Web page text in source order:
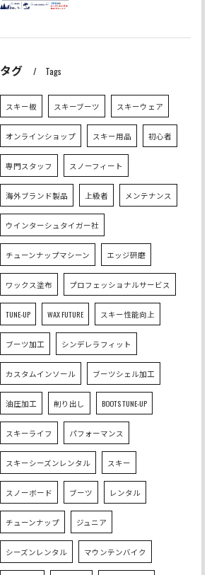
タグ Tags
スキー板 スキーブーツ スキーウェア
オンラインショップ スキー用品 初心者
専門スタッフ スノーフィート
海外ブランド製品 上級者 メンテナンス
ウインターシュタイガー社
チューンナップマシーン エッジ研磨
ワックス塗布 プロフェッショナルサービス
TUNE-UP WAX FUTURE スキー性能向上
ブーツ加工 シンデレラフィット
カスタムインソール ブーツシェル加工
油圧加工 削り出し BOOTS TUNE-UP
スキーライフ パフォーマンス
スキーシーズンレンタル スキー
スノーボード ブーツ レンタル
チューンナップ ジュニア
シーズンレンタル マウンテンバイク